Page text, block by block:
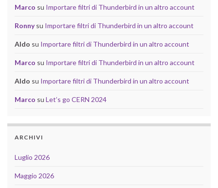
Marco su Importare filtri di Thunderbird in un altro account
Ronnysu Importare filtri di Thunderbird in un altro account
Aldo su Importare filtri di Thunderbird in un altro account
Marco su Importare filtri di Thunderbird in un altro account
Aldo su Importare filtri di Thunderbird in un altro account
Marco su Let’s go CERN 2024
ARCHIVI
Luglio 2026
Maggio 2026